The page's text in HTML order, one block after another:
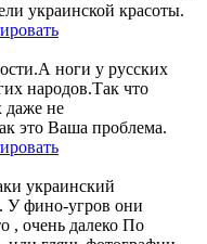
украинской красоты.
ноги у русских
народов.Так что
даже не
это Ваша проблема.
украинский
У фино-угров они
, очень далеко По